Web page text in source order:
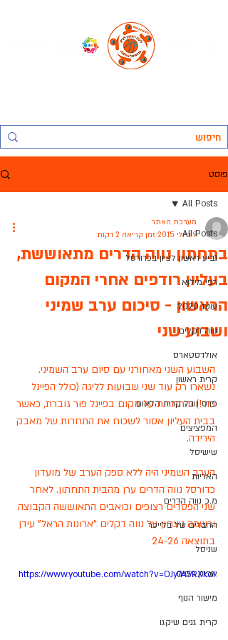
פוסט
All Posts
גביע ראשון לציון בכדורסל
רפי מילוא
עונת 2020
נווה דקלים
אולדסטארס
קרית ראשון
פרס נובל קרית הלאום
המפציצים
שישיסל
האריות
מ.כ נווה הדרים
החברים של בלייכר
שניסל
אפיק ניסים
מישור הנוף
קרית גנים שיקגו
All Posts
בתחתון נווה הדרים מתאוששת,
בעליון רודפים אחרי המקום
הראשון - סיכום ערב שמיני
ושבוע שני
מערכת האתר
9 ביולי 2015
זמן קריאה 2 דקות
השבוע השני מאחורני עם סיום ערב השמיני.
נשארו רק עוד שני שבועות לליגה (כולל הפיינל
פור!) והתחרות על מקום בפיינל פור גוברת, כאשר
בבית העליון אסור לשכוח את התחרות של מאבק
הירידה.
הערב השמיני היה ללא ספק הערב של מועדון
כדורסל נווה הדרים ערן מהבית התחתון. לאחר
שני הפסדים רצופים וכואבים התאוששה הקבוצה
ורשמה ניצחון על נווה דקלים "ארונות הראל" עידן
בתוצאה 24-26
https://www.youtube.com/watch?v=OJy7A5RXkdI